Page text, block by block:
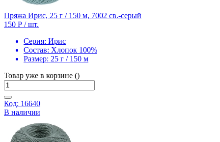
Пряжа Ирис, 25 г / 150 м, 7002 св.-серый
150 Р / шт.
Серия: Ирис
Состав: Хлопок 100%
Размер: 25 г / 150 м
Товар уже в корзине ()
Код: 16640
В наличии